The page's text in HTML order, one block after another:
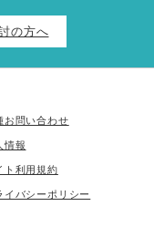
の方へ
お問い合わせ
情報
ト利用規約
イバシーポリシー